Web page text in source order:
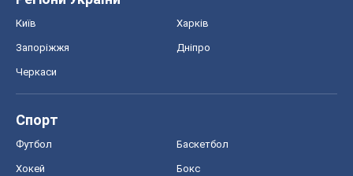
Київ Харків
Запоріжжя Дніпро
Черкаси
Спорт
Футбол Баскетбол
Хокей Бокс